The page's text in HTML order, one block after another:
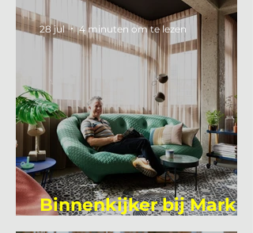
Binnenkijker bij Mark
Mutsaers
28 jul 4 minuten om te lezen